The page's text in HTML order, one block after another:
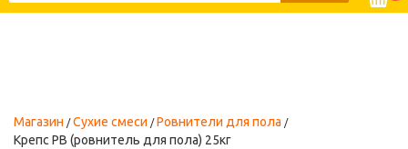
Магазин Сухие смеси
Ровнители для пола
Крепс РВ (ровнитель для пола) 25кг